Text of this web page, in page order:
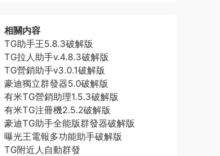
相關内容
TG助手王5.8.3破解版
TG拉人助手v.4.8.3破解版
TG營銷助手v3.0.1破解版
豪迪獨立群發器5.0破解版
有米TG營銷助理1.5.3破解版
有米TG注冊機2.5.2破解版
豪迪TG助手全能版群發器破解版
曝光王電報多功能助手破解版
TG附近人自動群發